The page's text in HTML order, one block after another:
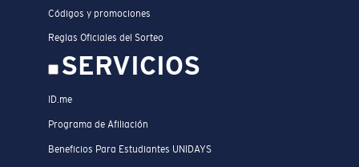
Códigos y promociones
Reglas Oficiales del Sorteo
SERVICIOS
ID.me
Programa de Afiliación
Beneficios Para Estudiantes UNIDAYS